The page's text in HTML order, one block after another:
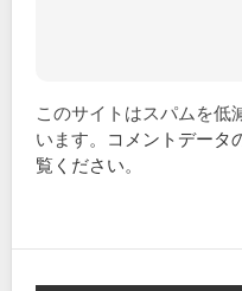
このサイトはスパムを低
います。 コメントデータ
覧ください。